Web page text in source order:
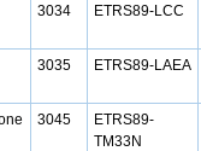
3034 ETRS89-LCC
3035 ETRS89-LAEA
3045
ETRS89-
TM33N